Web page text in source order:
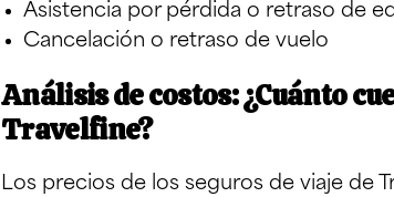
Asistencia por pérdida o retraso de
Cancelación o retraso de vuelo
Análisis de costos: ¿Cuánto
Travelfine?
Los precios de los seguros de viaje de